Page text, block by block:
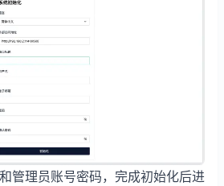
管理员账号密码，完成初始化后进